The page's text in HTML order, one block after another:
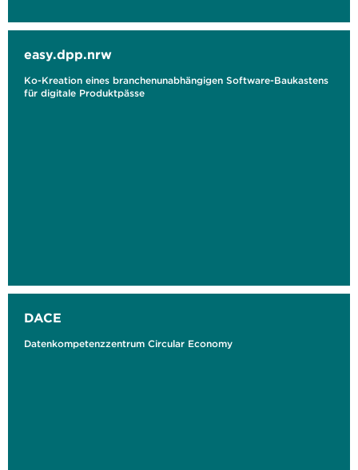
easy.dpp.nrw
Ko-Kreation eines branchenunabhängigen Software-Baukastens
für digitale Produktpässe
DACE
Datenkompetenzzentrum Circular Economy